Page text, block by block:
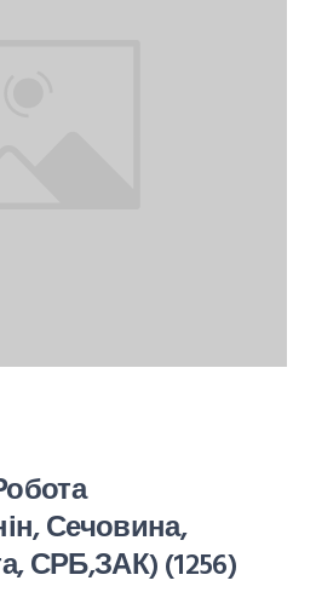
Сечовина,
СРБ,ЗАК)(1256)